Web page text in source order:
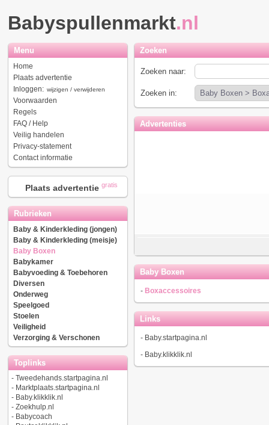
Babyspullenmarkt.nl
Menu
Home
Plaats advertentie
Inloggen: wijzigen / verwijderen
Voorwaarden
Regels
FAQ / Help
Veilig handelen
Privacy-statement
Contact informatie
Plaats advertentie gratis
Rubrieken
Baby & Kinderkleding (jongen)
Baby & Kinderkleding (meisje)
Baby Boxen
Babykamer
Babyvoeding & Toebehoren
Diversen
Onderweg
Speelgoed
Stoelen
Veiligheid
Verzorging & Verschonen
Toplinks
- Tweedehands.startpagina.nl
- Marktplaats.startpagina.nl
- Baby.klikklik.nl
- Zoekhulp.nl
- Babycoach
Zoeken
Zoeken naar:
Zoeken in:
Advertenties
Baby Boxen
- Boxaccessoires
Links
- Baby.startpagina.nl
- Baby.klikklik.nl